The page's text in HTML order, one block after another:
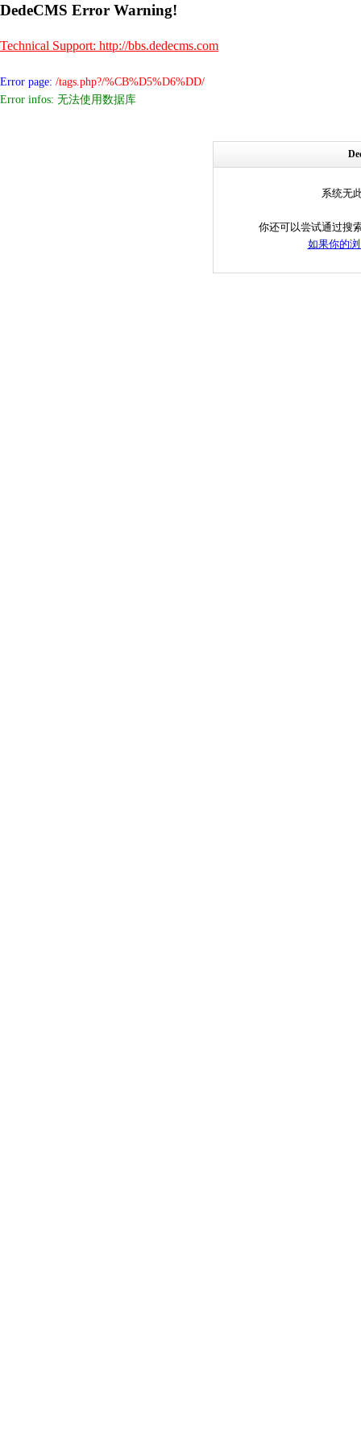
DedeCMS Error Warning!
Technical Support: http://bbs.dedecms.com
Error page: /tags.php?/%CB%D5%D6%DD/
Error infos: 无法使用数据库
系统无
你还可以尝试通过搜
如果你的